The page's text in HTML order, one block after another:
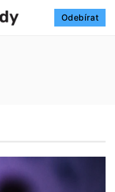
Odebírat